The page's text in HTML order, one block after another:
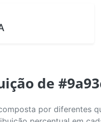
de
por diferentes